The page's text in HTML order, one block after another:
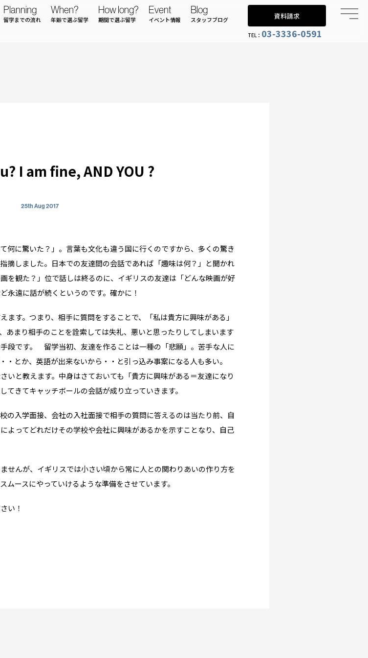
Planning
留学までの流れ
When?
年齢で選ぶ留学
How long?
期間で選ぶ留学
Event
イベント情報
Blog
スタッフブログ 資料請求
TEL： 03-3336-0591
イベント情報
スタッフブログ
GTT通信
WO channel
会社情報
プライバシーポリシー
採用情報
I am fine, AND YOU ?
25th Aug 2017
何に驚いた？」。言葉も文化も違う国に行くのですから、多くの驚き
摘しました。日本での友達間の会話であれば「趣味は何？」と聞かれ
を観た？」位で話しは終るのに、イギリスの友達は「どんな映画が好
永遠に話が続くというのです。確かに！
ます。つまり、相手に質問をすることで、「私は貴方に興味がある」
あまり相手のことを詮索しては失礼、悪いと思ったりしてしまいます
段です。 留学当初、友達を作ることは一種の「悲願」。苦手な人に
・とか、英語が出来ないから・・と引っ込み事案になる人も多い。
いと教えます。中身はさておいても「貴方に興味がある＝友達になり
きてキャッチボールの会話が成り立っていきます。
の入学面接、会社の入社面接で相手の質問に答えるのは当たり前、自
よってどれだけその学校や会社に興味があるかを示すことなり、自己
せんが、イギリスでは小さい頃から常に人との関わりあいの作り方を
ースにやっていけるような準備をさせています。
い！